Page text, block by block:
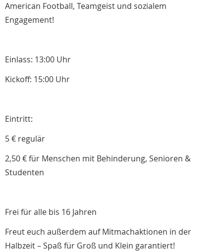
American Football, Teamgeist und sozialem
Engagement!
Einlass: 13:00 Uhr
Kickoff: 15:00 Uhr
Eintritt:
5 € regulär
2,50 € für Menschen mit Behinderung, Senioren &
Studenten
Frei für alle bis 16 Jahren
Freut euch außerdem auf Mitmachaktionen in der
Halbzeit – Spaß für Groß und Klein garantiert!